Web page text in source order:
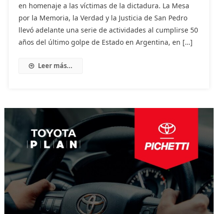
en homenaje a las víctimas de la dictadura. La Mesa
por la Memoria, la Verdad y la Justicia de San Pedro
llevó adelante una serie de actividades al cumplirse 50
años del último golpe de Estado en Argentina, en […]
Leer más...